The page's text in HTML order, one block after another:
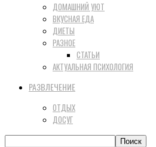
ДОМАШНИЙ УЮТ
ВКУСНАЯ ЕДА
ДИЕТЫ
РАЗНОЕ
СТАТЬИ
АКТУАЛЬНАЯ ПСИХОЛОГИЯ
РАЗВЛЕЧЕНИЕ
ОТДЫХ
ДОСУГ